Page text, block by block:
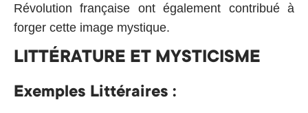
Révolution française ont également contribué à
forger cette image mystique.
LITTÉRATURE ET MYSTICISME
Exemples Littéraires :